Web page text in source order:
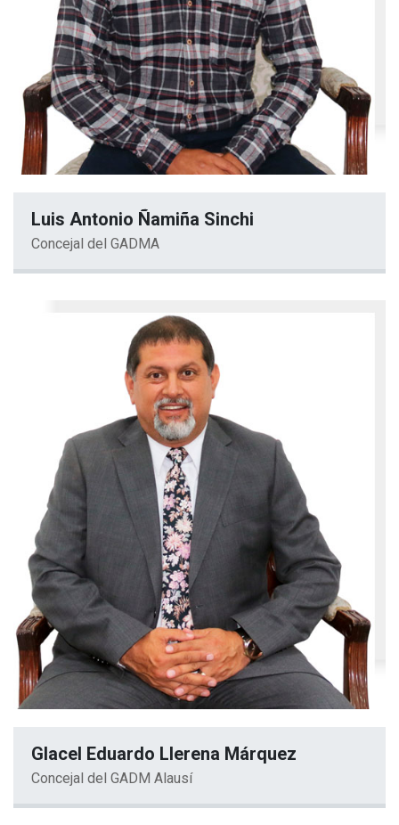
Luis Antonio Ñamiña Sinchi
Concejal del GADMA
Glacel Eduardo Llerena Márquez
Concejal del GADM Alausí